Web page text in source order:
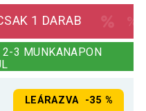
1 DARAB
2-3 MUNKANAPON
LEÁRAZVA -35 %